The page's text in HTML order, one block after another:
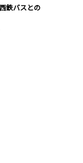
西鉄バスとの